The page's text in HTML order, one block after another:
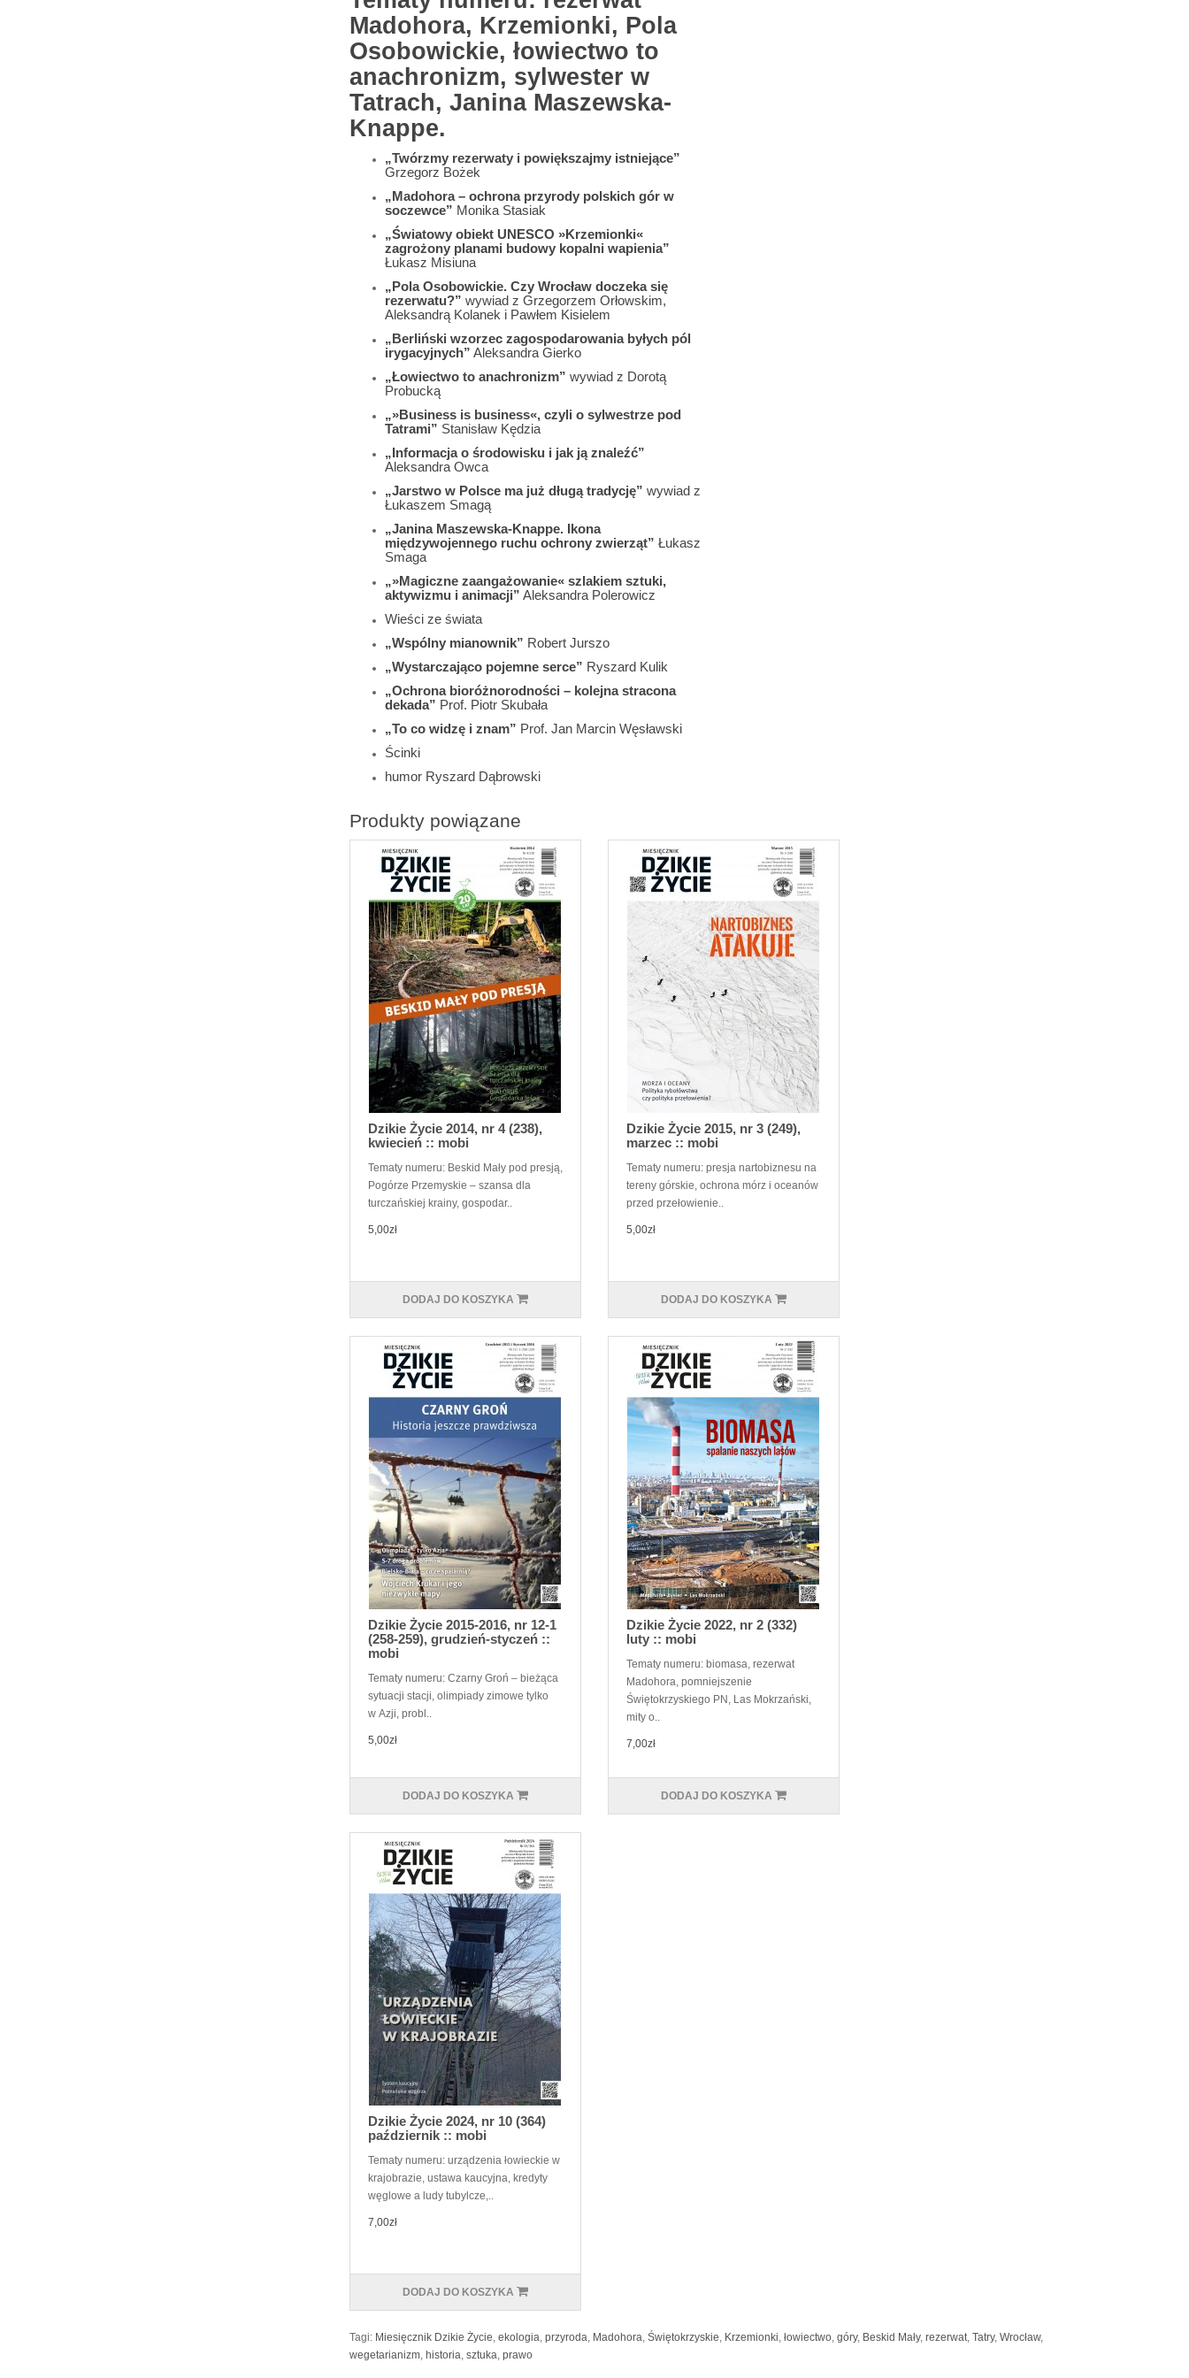
Madohora, Krzemionki, Pola
Osobowickie, łowiectwo to
anachronizm, sylwester w
Tatrach, Janina Maszewska-
Knappe.
„Twórzmy rezerwaty i powiększajmy istniejące”
Grzegorz Bożek
„Madohora – ochrona przyrody polskich gór w
soczewce” Monika Stasiak
„Światowy obiekt UNESCO »Krzemionki«
zagrożony planami budowy kopalni wapienia”
Łukasz Misiuna
„Pola Osobowickie. Czy Wrocław doczeka się
rezerwatu?” wywiad z Grzegorzem Orłowskim,
Aleksandrą Kolanek i Pawłem Kisielem
„Berliński wzorzec zagospodarowania byłych pól
irygacyjnych” Aleksandra Gierko
„Łowiectwo to anachronizm” wywiad z Dorotą
Probucką
„»Business is business«, czyli o sylwestrze pod
Tatrami” Stanisław Kędzia
„Informacja o środowisku i jak ją znaleźć”
Aleksandra Owca
„Jarstwo w Polsce ma już długą tradycję” wywiad z
Łukaszem Smagą
„Janina Maszewska-Knappe. Ikona
międzywojennego ruchu ochrony zwierząt” Łukasz
Smaga
„»Magiczne zaangażowanie« szlakiem sztuki,
aktywizmu i animacji” Aleksandra Polerowicz
Wieści ze świata
„Wspólny mianownik” Robert Jurszo
„Wystarczająco pojemne serce” Ryszard Kulik
„Ochrona bioróżnorodności – kolejna stracona
dekada” Prof. Piotr Skubała
„To co widzę i znam” Prof. Jan Marcin Węsławski
Ścinki
humor Ryszard Dąbrowski
Produkty powiązane
Dzikie Życie 2014, nr 4 (238),
kwiecień :: mobi
Tematy numeru: Beskid Mały pod presją,
Pogórze Przemyskie – szansa dla
turczańskiej krainy, gospodar..
5,00zł
DODAJ DO KOSZYKA
Dzikie Życie 2015, nr 3 (249),
marzec :: mobi
Tematy numeru: presja nartobiznesu na
tereny górskie, ochrona mórz i oceanów
przed przełowienie..
5,00zł
DODAJ DO KOSZYKA
Dzikie Życie 2015-2016, nr 12-1
(258-259), grudzień-styczeń ::
mobi
Tematy numeru: Czarny Groń – bieżąca
sytuacji stacji, olimpiady zimowe tylko
w Azji, probl..
5,00zł
DODAJ DO KOSZYKA
Dzikie Życie 2022, nr 2 (332)
luty :: mobi
Tematy numeru: biomasa, rezerwat
Madohora, pomniejszenie
Świętokrzyskiego PN, Las Mokrzański,
mity o..
7,00zł
DODAJ DO KOSZYKA
Dzikie Życie 2024, nr 10 (364)
październik :: mobi
Tematy numeru: urządzenia łowieckie w
krajobrazie, ustawa kaucyjna, kredyty
węglowe a ludy tubylcze,..
7,00zł
DODAJ DO KOSZYKA
Tagi: Miesięcznik Dzikie Życie, ekologia, przyroda, Madohora, Świętokrzyskie, Krzemionki, łowiectwo, góry, Beskid Mały, rezerwat, Tatry, Wrocław,
wegetarianizm, historia, sztuka, prawo